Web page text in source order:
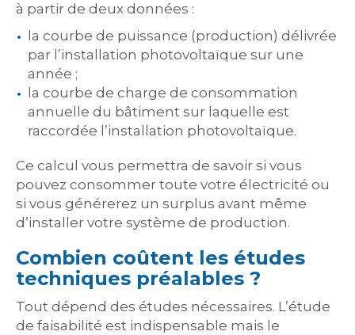
à partir de deux données :
la courbe de puissance (production) délivrée
par l’installation photovoltaïque sur une
année ;
la courbe de charge de consommation
annuelle du bâtiment sur laquelle est
raccordée l’installation photovoltaïque.
Ce calcul vous permettra de savoir si vous
pouvez consommer toute votre électricité ou
si vous générerez un surplus avant même
d’installer votre système de production.
Combien coûtent les études
techniques préalables ?
Tout dépend des études nécessaires. L’étude
de faisabilité est indispensable mais le